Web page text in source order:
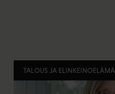
TALOUS JA ELINKEINOELÄMÄ